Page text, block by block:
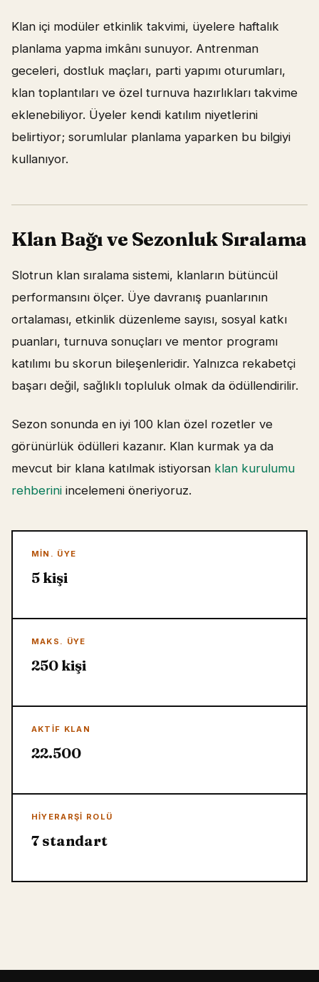
Klan içi modüler etkinlik takvimi, üyelere haftalık
planlama yapma imkânı sunuyor. Antrenman
geceleri, dostluk maçları, parti yapımı oturumları,
klan toplantıları ve özel turnuva hazırlıkları takvime
eklenebiliyor. Üyeler kendi katılım niyetlerini
belirtiyor; sorumlular planlama yaparken bu bilgiyi
kullanıyor.
Klan Bağı ve Sezonluk Sıralama
Slotrun klan sıralama sistemi, klanların bütüncül
performansını ölçer. Üye davranış puanlarının
ortalaması, etkinlik düzenleme sayısı, sosyal katkı
puanları, turnuva sonuçları ve mentor programı
katılımı bu skorun bileşenleridir. Yalnızca rekabetçi
başarı değil, sağlıklı topluluk olmak da ödüllendirilir.
Sezon sonunda en iyi 100 klan özel rozetler ve
görünürlük ödülleri kazanır. Klan kurmak ya da
mevcut bir klana katılmak istiyorsan klan kurulumu
rehberini incelemeni öneriyoruz.
MIN. ÜYE
5 kişi
MAKS. ÜYE
250 kişi
AKTIF KLAN
22.500
HIYERARŞI ROLÜ
7 standart